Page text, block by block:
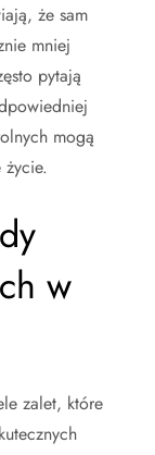
że sam
mniej
pytają
mogą
życie.
w
zalet, które